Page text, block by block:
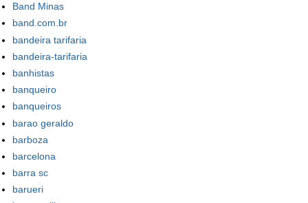
Band Minas
band.com.br
bandeira tarifaria
bandeira-tarifaria
banhistas
banqueiro
banqueiros
barao geraldo
barboza
barcelona
barra sc
barueri